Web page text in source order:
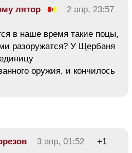
лятор
2 апр, 23:57
в наше время такие поцы,
разоружатся? У Щербаня
оружия, и кончилось
3 апр, 01:52 +1